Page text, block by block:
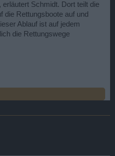
Schmidt. Dort teilt die
die Rettungsboote auf und
Ablauf ist auf jedem
die Rettungswege